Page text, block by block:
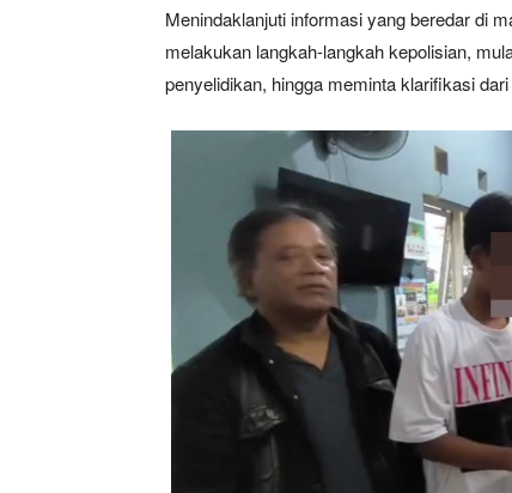
Bagikan Artikel
Berita Lainnya
Bantuan Pemerintah
Menindaklanjuti informasi yang beredar di
melakukan langkah-langkah kepolisian,
penyelidikan, hingga meminta klarifikasi